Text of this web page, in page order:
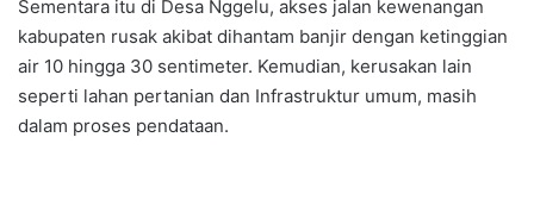
Sementara itu di Desa Nggelu, akses jalan kewenangan
kabupaten rusak akibat dihantam banjir dengan ketinggian
air 10 hingga 30 sentimeter. Kemudian, kerusakan lain
seperti lahan pertanian dan Infrastruktur umum, masih
dalam proses pendataan.